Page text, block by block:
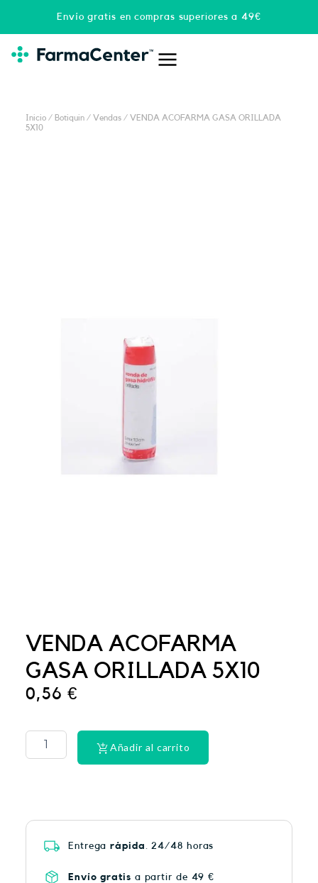
Envío gratis en compras superiores a 49€
Inicio / Botiquin / Vendas / VENDA ACOFARMA GASA ORILLADA
5X10
VENDA ACOFARMA
GASA ORILLADA 5X10
0,56 €
ULTRA
HEAT
PLUS
Añadir al carrito
Entregarápida . 24/48 horas
Envío gratis a partir de 49 €